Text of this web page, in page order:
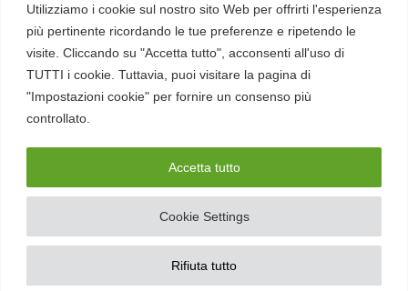
Utilizziamo i cookie sul nostro sito Web per offrirti l'esperienza
più pertinente ricordando le tue preferenze e ripetendo le
visite. Cliccando su "Accetta tutto", acconsenti all'uso di
TUTTI i cookie. Tuttavia, puoi visitare la pagina di
"Impostazioni cookie" per fornire un consenso più
controllato.
Cookie Settings
Rifiuta tutto
Accetta tutto
Eventi
Fumetto Cyber
Newsletter
Servizi
Pubblicità
English
Ultime CVE critiche
2026 – REDHOTCYBER Srl. Tutti i diritti riservati